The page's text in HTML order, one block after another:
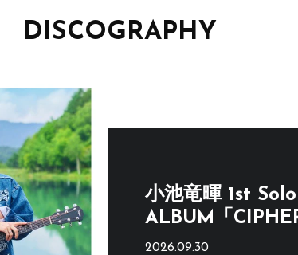
DISCOGRAPHY
小池竜暉 1st Solo
ALBUM「
2026.09.30